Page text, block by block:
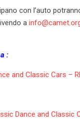
con l’auto
a
:
and Classic Cars –
Dance and Classic